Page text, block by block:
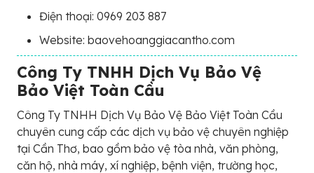
Điện thoại: 0969 203 887
Website: baovehoanggiacantho.com
Công Ty TNHH Dịch Vụ Bảo Vệ
Bảo Việt Toàn Cầu
Công Ty TNHH Dịch Vụ Bảo Vệ Bảo Việt Toàn Cầu
chuyên cung cấp các dịch vụ bảo vệ chuyên nghiệp
tại Cần Thơ, bao gồm bảo vệ tòa nhà, văn phòng,
căn hộ, nhà máy, xí nghiệp, bệnh viện, trường học,